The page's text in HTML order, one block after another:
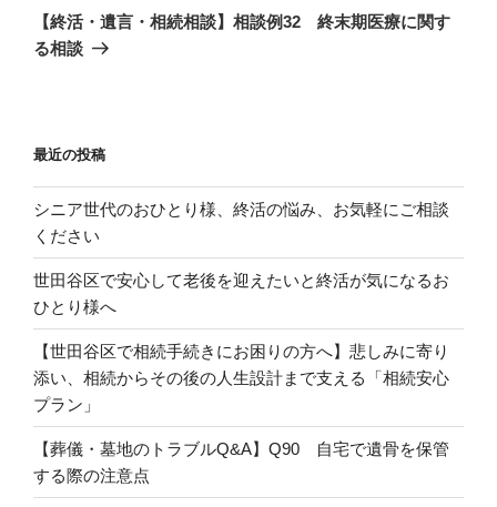
ゲ
ー
稿
の
投
【終活・遺言・相続相談】相談例32 終末期医療に関す
る相談
最近の投稿
シニア世代のおひとり様、終活の悩み、お気軽にご相談
ください
世田谷区で安心して老後を迎えたいと終活が気になるお
ひとり様へ
【世田谷区で相続手続きにお困りの方へ】悲しみに寄り
添い、相続からその後の人生設計まで支える「相続安心
プラン」
【葬儀・墓地のトラブルQ&A】Q90 自宅で遺骨を保管
する際の注意点